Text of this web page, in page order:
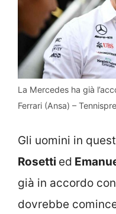
La Mercedes ha già
Ferrari (Ansa) –
Gli uomini in
Rosetti ed
già in accordo
dovrebbe